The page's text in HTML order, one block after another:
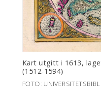
Kart utgitt i 1613,
(1512-1594)
FOTO: